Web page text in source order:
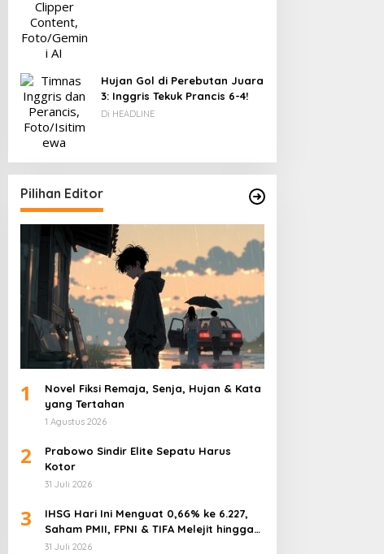
Hujan Gol di Perebutan Juara
3: Inggris Tekuk Prancis 6-4!
Di HEADLINE
Pilihan Editor
1
Novel Fiksi Remaja, Senja, Hujan & Kata
yang Tertahan
1 Agustus 2026
2
Prabowo Sindir Elite Sepatu Harus
Kotor
31 Juli 2026
3
IHSG Hari Ini Menguat 0,66% ke 6.227,
Saham PMII, FPNI & TIFA Melejit hingga
28%! Ini Daftar Saham Paling Cuan &
31 Juli 2026